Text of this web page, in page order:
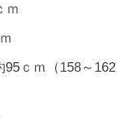
158～162